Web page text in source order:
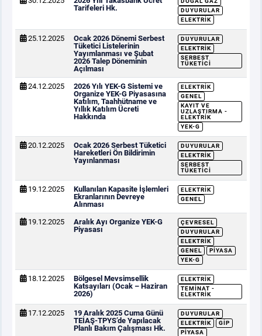
Tarifeleri Hk.
DUYURULAR
ELEKTRIK
25.12.2025
Ocak 2026 Dönemi Serbest
Tüketici Listelerinin
Yayımlanması ve Şubat
2026 Talep Döneminin
Açılması
DUYURULAR
ELEKTRIK
SERBEST
TÜKETICI
24.12.2025
2026 Yılı YEK-G Sistemi ve
Organize YEK-G Piyasasına
Katılım, Taahhütname ve
Yıllık Katılım Ücreti
Hakkında
ELEKTRIK
GENEL
KAYIT VE
UZLAŞTIRMA -
ELEKTRIK
YEK-G
20.12.2025
Ocak 2026 Serbest Tüketici
Hareketleri Ön Bildirimin
Yayınlanması
DUYURULAR
ELEKTRIK
SERBEST
TÜKETICI
19.12.2025
Kullanılan Kapasite İşlemleri
Ekranlarının Devreye
Alınması
ELEKTRIK
GENEL
19.12.2025
Aralık Ayı Organize YEK-G
Piyasası
ÇEVRESEL
DUYURULAR
ELEKTRIK
GENEL
PIYASA
YEK-G
18.12.2025
Bölgesel Mevsimsellik
Katsayıları (Ocak – Haziran
2026)
ELEKTRIK
TEMINAT -
ELEKTRIK
17.12.2025
19 Aralık 2025 Cuma Günü
TEİAŞ-TPYS’de Yapılacak
Planlı Bakım Çalışması Hk.
DUYURULAR
ELEKTRIK
GİP
PIYASA